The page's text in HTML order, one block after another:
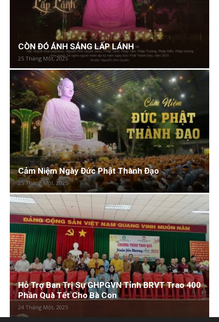
CÒN ĐÓ ÁNH SÁNG LẤP LÁNH
25 Tháng Một, 2025
Cảm Niệm Ngày Đức Phật Thành Đạo
25 Tháng Một, 2025
Hỗ Trợ Ban Trị Sự GHPGVN Tỉnh BRVT Trao 400
Phần Quà Tết Cho Bà Con
24 Tháng Một, 2025